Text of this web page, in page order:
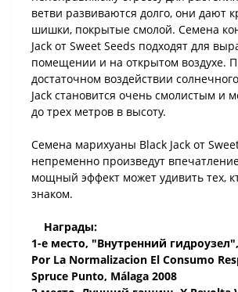
ветви развиваются долго, они дают
шишки, покрытые смолой. Семена
Jack от Sweet Seeds подходят для
помещении и на открытом воздухе.
достаточном воздействии
Jack становится очень смолистым и
до трех метров в высоту.
Семена марихуаны Black Jack от
непременно произведут
мощный эффект может удивить тех,
знаком.
Награды:
1-е место, "Внутренний
Por La Normalizacion El Consumo
Spruce Punto, Málaga 2008